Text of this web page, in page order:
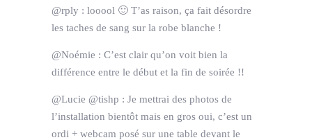
@rply : looool 🙂 T’as raison, ça fait désordre
les taches de sang sur la robe blanche !
@Noémie : C’est clair qu’on voit bien la
différence entre le début et la fin de soirée !!
@Lucie @tishp : Je mettrai des photos de
l’installation bientôt mais en gros oui, c’est un
ordi + webcam posé sur une table devant le